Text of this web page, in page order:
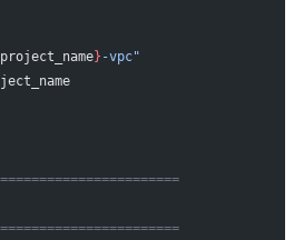
project_name} -vpc"